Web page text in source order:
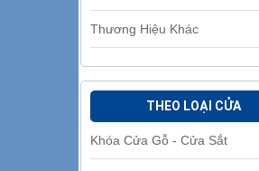
Thương Hiệu Khác
THEO LOẠI CỬA
Khóa Cửa Gỗ - Cửa Sắt